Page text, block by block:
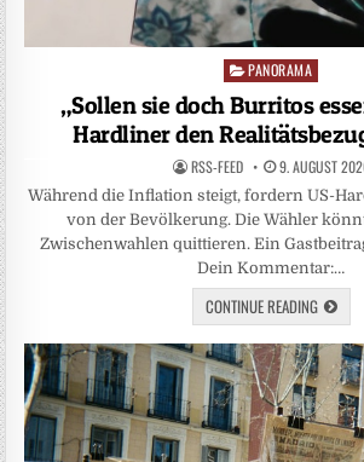
Posted
in
PANORAMA
„Sollen sie doch Burritos
Hardliner den
RSS-FEED 9. AUGUST
Während die Inflation steigt, fordern US-
von der Bevölkerung. Die Wähler
Zwischenwahlen quittieren. Ein
Dein Kommentar:…
CONTINUE READING